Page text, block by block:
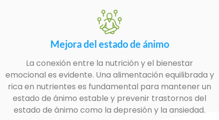
Mejora del estado de ánimo
La conexión entre la nutrición y el bienestar
emocional es evidente. Una alimentación equilibrada y
rica en nutrientes es fundamental para mantener un
estado de ánimo estable y prevenir trastornos del
estado de ánimo como la depresión y la ansiedad.